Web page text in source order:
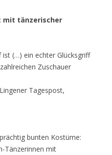
mit tänzerischer
(…) ein echter Glücksgriff
Zuschauer
Tagespost,
bunten Kostüme:
Tänzerinnen mit